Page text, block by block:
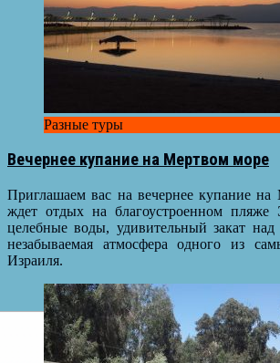
Разные туры
Вечернее купание на Мертвом море
Приглашаем вас на вечернее купание
ждет отдых на благоустроенном пляже
целебные воды, удивительный закат
незабываемая атмосфера одного из
Израиля.